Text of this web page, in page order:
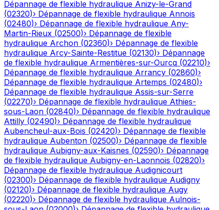
Dépannage de flexible hydraulique Anizy-le-Grand
(02320)› Dépannage de flexible hydraulique Annois
(02480)› Dépannage de flexible hydraulique Any-
Martin-Rieux (02500)› Dépannage de flexible
hydraulique Archon (02360)› Dépannage de flexible
hydraulique Arcy-Sainte-Restitue (02130)› Dépannage
de flexible hydraulique Armentières-sur-Ourcq (02210)›
Dépannage de flexible hydraulique Arrancy (02860)›
Dépannage de flexible hydraulique Artemps (02480)›
Dépannage de flexible hydraulique Assis-sur-Serre
(02270)› Dépannage de flexible hydraulique Athies-
sous-Laon (02840)› Dépannage de flexible hydraulique
Attilly (02490)› Dépannage de flexible hydraulique
Aubencheul-aux-Bois (02420)› Dépannage de flexible
hydraulique Aubenton (02500)› Dépannage de flexible
hydraulique Aubigny-aux-Kaisnes (02590)› Dépannage
de flexible hydraulique Aubigny-en-Laonnois (02820)›
Dépannage de flexible hydraulique Audignicourt
(02300)› Dépannage de flexible hydraulique Audigny
(02120)› Dépannage de flexible hydraulique Augy
(02220)› Dépannage de flexible hydraulique Aulnois-